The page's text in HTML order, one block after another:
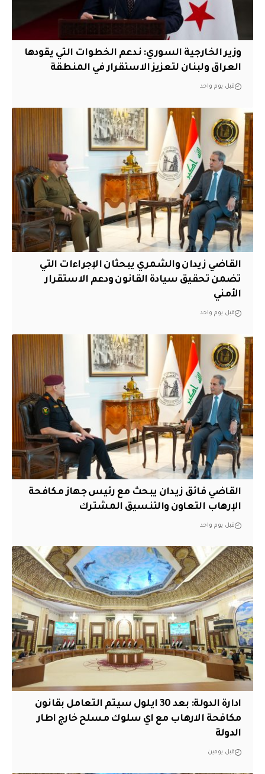
وزير الخارجية السوري: ندعم الخطوات التي يقودها
العراق ولبنان لتعزيز الاستقرار في المنطقة
قبل يوم واحد
القاضي زيدان والشمري يبحثان الإجراءات التي
تضمن تحقيق سيادة القانون ودعم الاستقرار
الأمني
قبل يوم واحد
القاضي فائق زيدان يبحث مع رئيس جهاز مكافحة
الإرهاب التعاون والتنسيق المشترك
قبل يوم واحد
ادارة الدولة: بعد 30 ايلول سيتم التعامل بقانون
مكافحة الارهاب مع اي سلوك مسلح خارج اطار
الدولة
قبل يومين